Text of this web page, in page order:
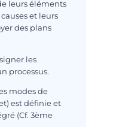
leurs éléments
et leurs
des plans
les
processus.
modes de
est définie et
(Cf. 3ème